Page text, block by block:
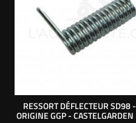
RESSORT DÉFLECTEUR SD98
ORIGINE GGP -